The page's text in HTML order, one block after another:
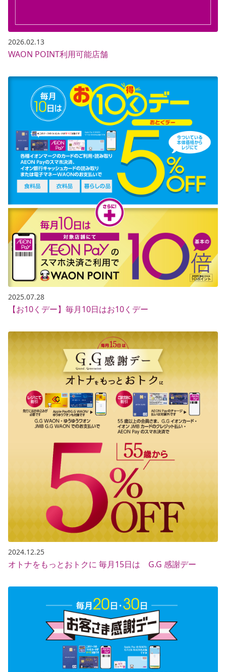
2026.02.13
WAON POINT利用可能店舗
2025.07.28
【お10くデー】毎月10日はお10くデー
2024.12.25
オトナをもっとおトクに 毎月15日は G.G 感謝デー